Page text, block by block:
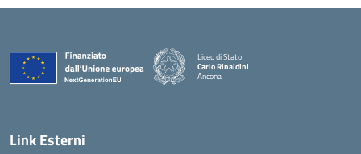
Liceo di Stato
Carlo Rinaldini
Ancona
Link Esterni